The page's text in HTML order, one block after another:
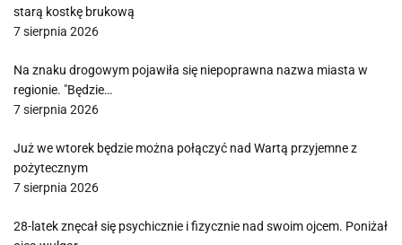
starą kostkę brukową
7 sierpnia 2026
Na znaku drogowym pojawiła się niepoprawna nazwa miasta w
regionie. "Będzie…
7 sierpnia 2026
Już we wtorek będzie można połączyć nad Wartą przyjemne z
pożytecznym
7 sierpnia 2026
28-latek znęcał się psychicznie i fizycznie nad swoim ojcem. Poniżał